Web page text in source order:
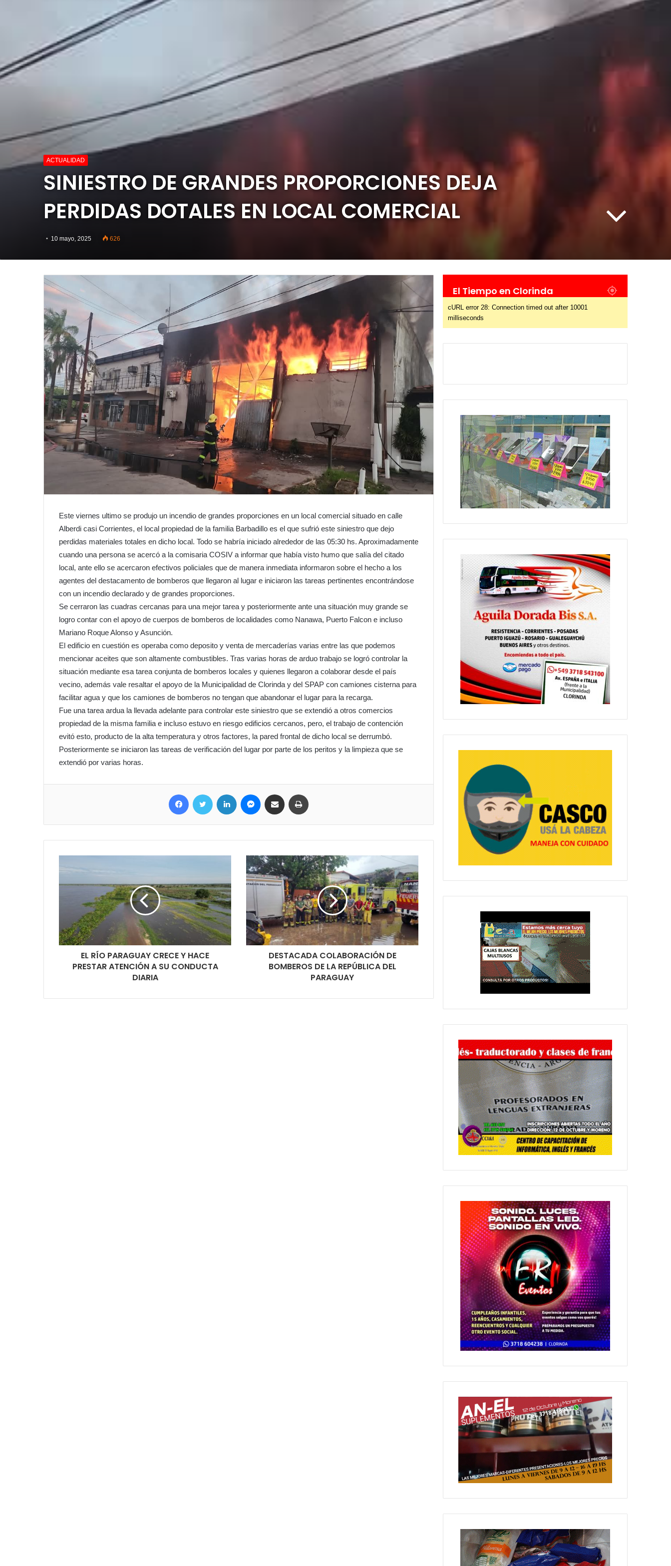
ACTUALIDAD
SINIESTRO DE GRANDES PROPORCIONES DEJA
PERDIDAS DOTALES EN LOCAL COMERCIAL
10 mayo, 2025 626
Este viernes ultimo se produjo un incendio de grandes proporciones en un local comercial situado en calle
Alberdi casi Corrientes, el local propiedad de la familia Barbadillo es el que sufrió este siniestro que dejo
perdidas materiales totales en dicho local. Todo se habría iniciado alrededor de las 05:30 hs. Aproximadamente
cuando una persona se acercó a la comisaria COSIV a informar que había visto humo que salía del citado
local, ante ello se acercaron efectivos policiales que de manera inmediata informaron sobre el hecho a los
agentes del destacamento de bomberos que llegaron al lugar e iniciaron las tareas pertinentes encontrándose
con un incendio declarado y de grandes proporciones.
Se cerraron las cuadras cercanas para una mejor tarea y posteriormente ante una situación muy grande se
logro contar con el apoyo de cuerpos de bomberos de localidades como Nanawa, Puerto Falcon e incluso
Mariano Roque Alonso y Asunción.
El edificio en cuestión es operaba como deposito y venta de mercaderías varias entre las que podemos
mencionar aceites que son altamente combustibles. Tras varias horas de arduo trabajo se logró controlar la
situación mediante esa tarea conjunta de bomberos locales y quienes llegaron a colaborar desde el país
vecino, además vale resaltar el apoyo de la Municipalidad de Clorinda y del SPAP con camiones cisterna para
facilitar agua y que los camiones de bomberos no tengan que abandonar el lugar para la recarga.
Fue una tarea ardua la llevada adelante para controlar este siniestro que se extendió a otros comercios
propiedad de la misma familia e incluso estuvo en riesgo edificios cercanos, pero, el trabajo de contención
evitó esto, producto de la alta temperatura y otros factores, la pared frontal de dicho local se derrumbó.
Posteriormente se iniciaron las tareas de verificación del lugar por parte de los peritos y la limpieza que se
extendió por varias horas.
Facebook Twitter LinkedIn MessengerCompartir por correo electrónico
EL RÍO PARAGUAY CRECE Y HACE
PRESTAR ATENCIÓN A SU CONDUCTA
DIARIA
DESTACADA COLABORACIÓN DE
BOMBEROS DE LA REPÚBLICA DEL
PARAGUAY
El Tiempo en Clorinda
cURL error 28: Connection timed out after 10001
milliseconds